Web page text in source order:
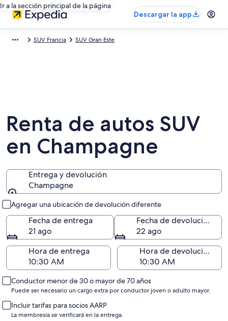
Ir a la sección principal de la página
Descargar la app
SUV Francia SUV Gran Este
Renta de autos SUV
en Champagne
Entrega y devolución
Champagne
Agregar una ubicación de devolución diferente
Fecha de entrega
21 ago
Fecha de devolución
22 ago
Hora de entrega
Hora de devolución
Conductor menor de 30 o mayor de 70 años
Puede ser necesario un cargo extra por conductor joven o adulto mayor.
Incluir tarifas para socios AARP
La membresía se verificará en la entrega.